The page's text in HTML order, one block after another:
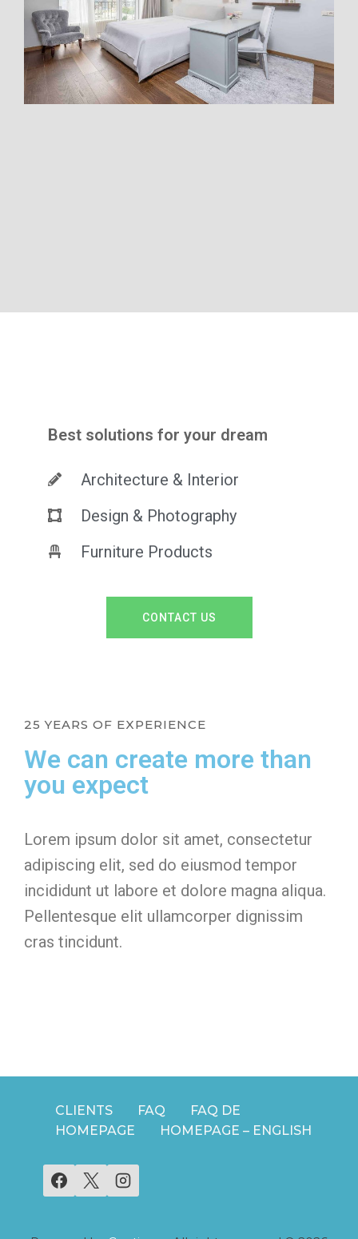
Best solutions for your dream
Architecture & Interior
Design & Photography
Furniture Products
CONTACT US
25 YEARS OF EXPERIENCE
We can create more than
you expect
Lorem ipsum dolor sit amet, consectetur
adipiscing elit, sed do eiusmod tempor
incididunt ut labore et dolore magna aliqua.
Pellentesque elit ullamcorper dignissim
cras tincidunt.
CLIENTS FAQ
FAQ DE
HOMEPAGE
HOMEPAGE – ENGLISH